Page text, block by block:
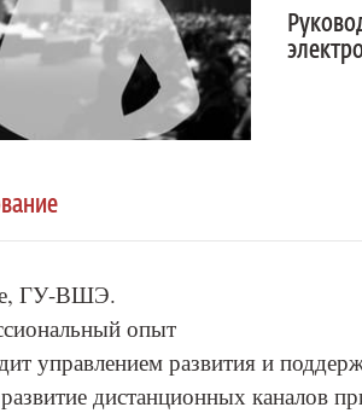
ГУ-ВШЭ.
опыт
управлением развития и
дистанционных каналов